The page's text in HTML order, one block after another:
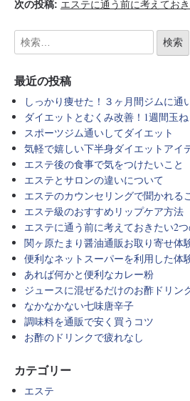
次の投稿: エステに通う前に考えてお
最近の投稿
しっかり痩せた！３ヶ月間ジムに通
ダイエットとむくみ改善！1週間玉
スポーツジム通いしてダイエット
気軽で嬉しい下半身ダイエットアイ
エステ後の食事で気をつけたいこと
エステとサロンの違いについて
エステのカウンセリングで聞かれる
エステ級のおすすめリップケア方法
エステに通う前に考えておきたい2つ
関ヶ原たまり醤油通販お取り寄せ体
便利なネットスーパーを利用した体
あれば何かと便利なカレー粉
ジュースに混ぜるだけのお酢ドリン
なかなかない七味唐辛子
調味料を通販で安く買うコツ
お酢のドリンクで疲れなし
カテゴリー
エステ